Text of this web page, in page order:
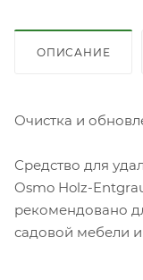
ОПИСАНИЕ
Очистка и
Средство для
Osmo Holz-
рекомендовано
садовой мебели и